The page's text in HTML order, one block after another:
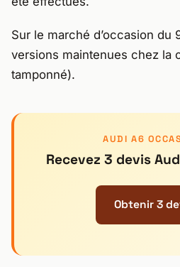
Sur le marché d’occasion du
versions maintenues chez la
tamponné).
AUDI A6
Recevez 3 devis
Obtenir 3